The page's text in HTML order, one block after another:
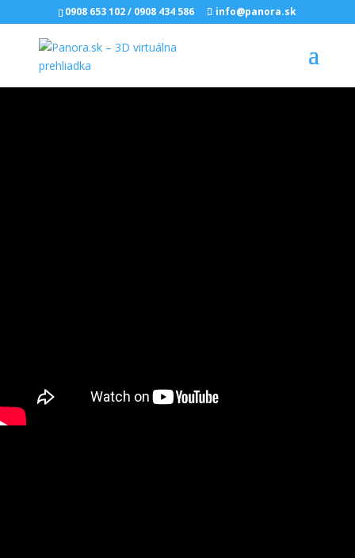
0908 653 102/ 0908 434 586 info@panora.sk